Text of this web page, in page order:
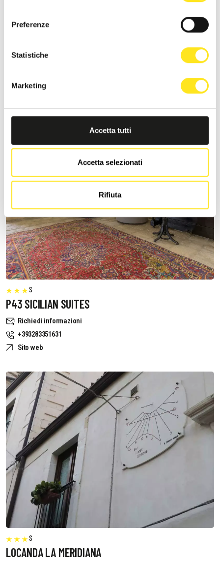
Preferenze
Statistiche
Marketing
Accetta tutti
Accetta selezionati
Rifiuta
MORONERO IBLA SICILY
+393333094801
S
P43 SICILIAN SUITES
Richiedi informazioni
+393283351631
Sito web
S
LOCANDA LA MERIDIANA